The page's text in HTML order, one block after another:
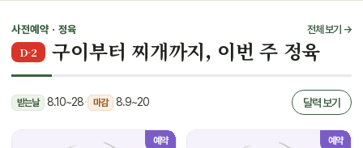
사전예약 · 정육 전체 보기 →
D-2 구이부터 찌개까지, 이번 주 정육
받는날 8.10~28· 마감 8.9~20 달력 보기
예약 예약